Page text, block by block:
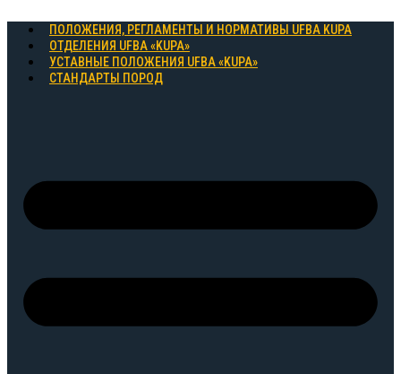
содержимому
ПОЛОЖЕНИЯ, РЕГЛАМЕНТЫ И НОРМАТИВЫ UFBA KUPA
ОТДЕЛЕНИЯ UFBA «KUPA»
УСТАВНЫЕ ПОЛОЖЕНИЯ UFBA «KUPA»
СТАНДАРТЫ ПОРОД